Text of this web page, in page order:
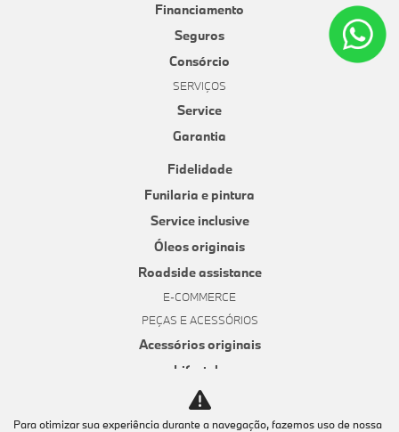
Financiamento
Seguros
Consórcio
SERVIÇOS
Service
Garantia
Fidelidade
Funilaria e pintura
Service inclusive
Óleos originais
Roadside assistance
E-COMMERCE
PEÇAS E ACESSÓRIOS
Acessórios originais
Lifestyle
Pneus originais
Peças originais
Para otimizar sua experiência durante a navegação, fazemos uso de nossa